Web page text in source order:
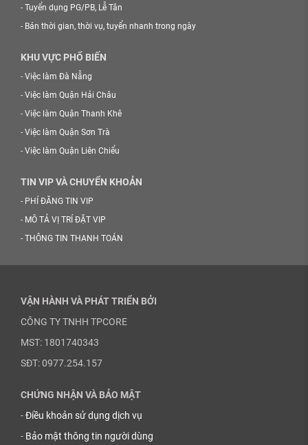
- Tuyển dụng PG/PB, Lễ Tân
- Bán thời gian, thời vụ, tuyển nhanh trong ngày
KHU VỰC PHỔ BIẾN
- Việc làm Đà Nẵng
- Việc làm Quận Hải Châu
- Việc làm Quận Thanh Khê
- Việc làm Quận Sơn Trà
- Việc làm Quận Liên Chiểu
TIN VIP VÀ CHUYỂN KHOẢN
- PHÍ ĐĂNG TIN VIP
- MÔ TẢ VỊ TRÍ ĐẶT VIP
- THÔNG TIN THANH TOÁN
VẬN HÀNH VÀ PHÁT TRIỂN BỞI
CÔNG TY TNHH TPCORE
MST: 1801740343
SĐT: 0977.254.157
CHỨNG NHẬN VÀ BẢO MẬT
-Điều khoản sử dụng dịch vụ
- Bảo mật thông tin người dùng